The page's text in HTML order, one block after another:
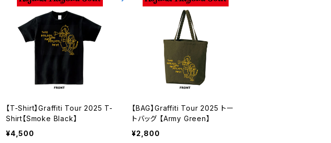
【T-Shirt】Graffiti Tour 2025 T-
Shirt【Smoke Black】
¥4,500
【BAG】Graffiti Tour 2025 トー
トバッグ 【Army Green】
¥2,800